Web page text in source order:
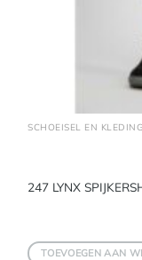
SCHOEISEL EN KLEDING
247 LYNX
TOEVOEGEN AAN